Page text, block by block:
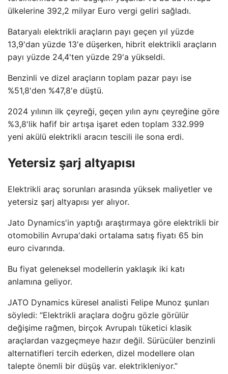
ülkelerine 392,2 milyar Euro vergi geliri sağladı.
Bataryalı elektrikli araçların payı geçen yıl yüzde
13,9'dan yüzde 13'e düşerken, hibrit elektrikli araçların
payı yüzde 24,4'ten yüzde 29'a yükseldi.
Benzinli ve dizel araçların toplam pazar payı ise
%51,8'den %47,8'e düştü.
2024 yılının ilk çeyreği, geçen yılın aynı çeyreğine göre
%3,8'lik hafif bir artışa işaret eden toplam 332.999
yeni akülü elektrikli aracın tescili ile sona erdi.
Yetersiz şarj altyapısı
Elektrikli araç sorunları arasında yüksek maliyetler ve
yetersiz şarj altyapısı yer alıyor.
Jato Dynamics'in yaptığı araştırmaya göre elektrikli bir
otomobilin Avrupa'daki ortalama satış fiyatı 65 bin
euro civarında.
Bu fiyat geleneksel modellerin yaklaşık iki katı
anlamına geliyor.
JATO Dynamics küresel analisti Felipe Munoz şunları
söyledi: “Elektrikli araçlara doğru gözle görülür
değişime rağmen, birçok Avrupalı ​​tüketici klasik
araçlardan vazgeçmeye hazır değil. Sürücüler benzinli
alternatifleri tercih ederken, dizel modellere olan
talepte önemli bir düşüş var. elektrikleniyor.”